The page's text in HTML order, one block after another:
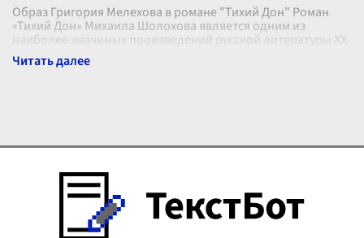
Образ Григория Мелехова в романе "Тихий Дон" Роман
«Тихий Дон» Михаила Шолохова является одним из
наиболее значимых произведений русской литературы XX
века. В центре этого эпическ